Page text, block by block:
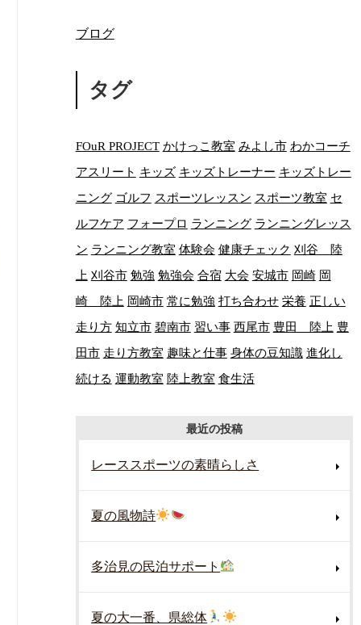
ブログ
タグ
FOuR PROJECT かけっこ教室 みよし市 わかコーチ
アスリート キッズ キッズトレーナー キッズトレー
ニング ゴルフ スポーツレッスン スポーツ教室 セ
ルフケア フォープロ ランニング ランニングレッス
ン ランニング教室 体験会 健康チェック 刈谷 陸
上 刈谷市 勉強 勉強会 合宿 大会 安城市 岡崎 岡
崎 陸上 岡崎市 常に勉強 打ち合わせ 栄養 正しい
走り方 知立市 碧南市 習い事 西尾市 豊田 陸上 豊
田市 走り方教室 趣味と仕事 身体の豆知識 進化し
続ける 運動教室 陸上教室 食生活
最近の投稿
レーススポーツの素晴らしさ
夏の風物詩
多治見の民泊サポート
夏の大一番、県総体